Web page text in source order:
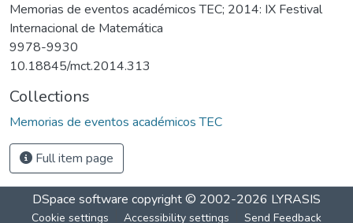
Memorias de eventos académicos TEC; 2014: IX Festival
Internacional de Matemática
9978-9930
10.18845/mct.2014.313
Collections
Memorias de eventos académicos TEC
Full item page
DSpace software copyright © 2002-2026 LYRASIS
Cookie settings Accessibility settings Send Feedback